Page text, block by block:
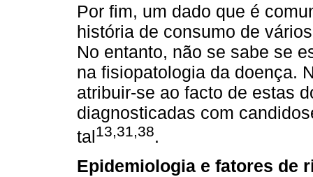
Por fim, um dado que é
história de consumo de
No entanto, não se sabe se
na fisiopatologia da doença.
atribuir-se ao facto de estas
diagnosticadas com
tal13,31,38.
Epidemiologia e fatores de